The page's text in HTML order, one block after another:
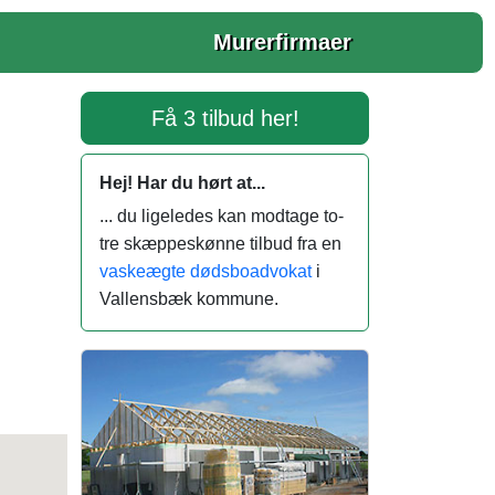
Murerfirmaer
Få 3 tilbud her!
Hej! Har du hørt at...
... du ligeledes kan modtage to-
tre skæppeskønne tilbud fra en
vaskeægte dødsboadvokati
Vallensbæk kommune.